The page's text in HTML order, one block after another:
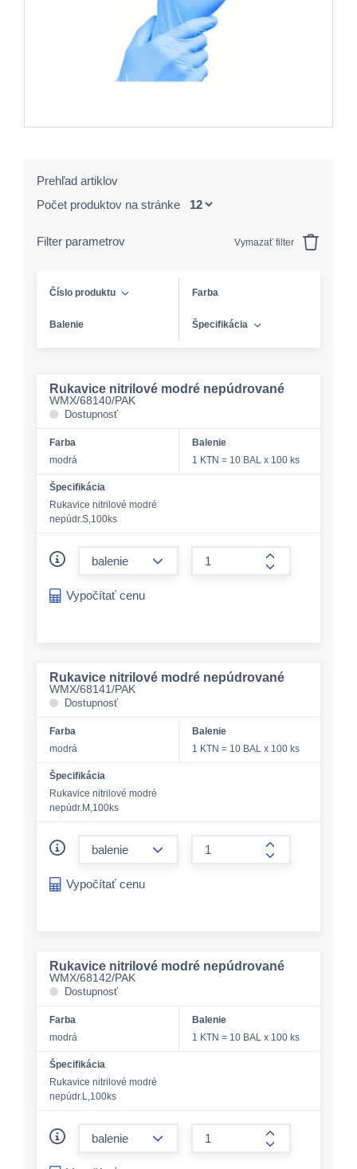
Prehľad artiklov
Počet produktov na stránke
Filter parametrov Vymazať filter
Číslo produktu Farba
Balenie Špecifikácia
Rukavice nitrilové modré nepúdrované
WMX/68140/PAK
Dostupnosť
Farba
modrá
Balenie
1 KTN = 10 BAL x 100 ks
Špecifikácia
Rukavice nitrilové modré
nepúdr.S,100ks
form.increase-
Vypočítať cenu
Rukavice nitrilové modré nepúdrované
WMX/68141/PAK
Dostupnosť
Farba
modrá
Balenie
1 KTN = 10 BAL x 100 ks
Špecifikácia
Rukavice nitrilové modré
nepúdr.M,100ks
form.increase-
Vypočítať cenu
Rukavice nitrilové modré nepúdrované
WMX/68142/PAK
Dostupnosť
Farba
modrá
Balenie
1 KTN = 10 BAL x 100 ks
Špecifikácia
Rukavice nitrilové modré
nepúdr.L,100ks
form.increase-